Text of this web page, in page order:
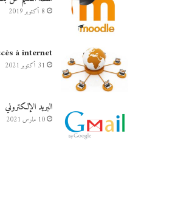
8 أكتوبر 2019
à internet
31 أكتوبر 2021
البريد الإلكتروني
10 مارس 2021